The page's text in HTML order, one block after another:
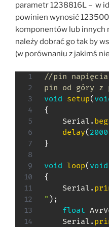
parametr 1238816L – w
powinien wynosić
komponentów lub innych
należy dobrać go tak by
(w porównaniu z jakimś
//pin napięcia
pin od góry z
void setup(
{
	Serial
.
delay( 2000
}
void loop( void
{
	Serial
.
" ) ;
float
	Serial
.